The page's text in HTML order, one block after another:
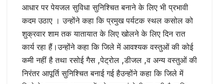
आधार पर पेयजल सुविधा सुनिश्चित बनाने के लिए भी प्रभावी
कदम उठाए । उन्होंने कहा कि प्रमुख पर्यटक स्थल कसोल को
शुक्रवार शाम तक यातायात के लिए खोलने के लिए दिन रात
कार्य रहा हैं।उन्होंने कहा कि जिले में आवश्यक वस्तुओं की कोई
कमी नहीं है तथा रसोई गैस ,पेट्रोल ,डीजल ,व अन्य वस्तुओं की
निरंतर आपूर्ति सुनिश्चित बनाई गई हैउन्होंने कहा कि जिले में